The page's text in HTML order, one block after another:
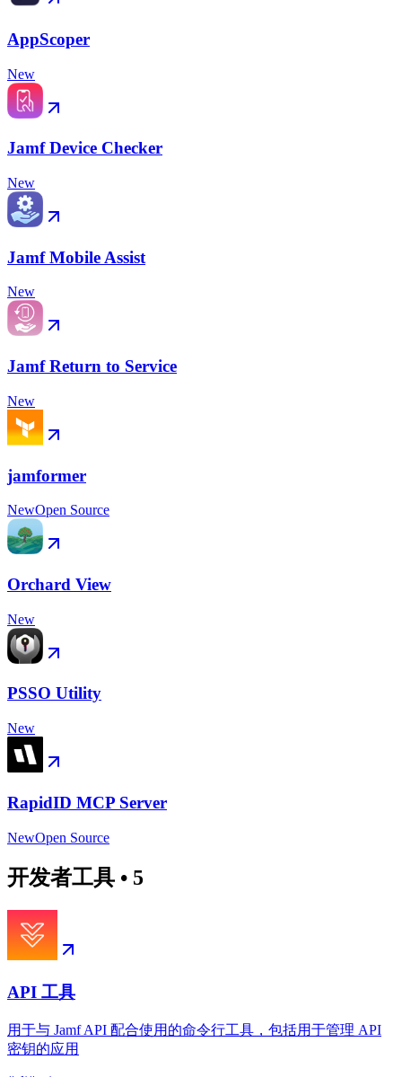
AppScoper
New
Jamf Device Checker
New
Jamf Mobile Assist
New
Jamf Return to Service
New
jamformer
NewOpen Source
Orchard View
New
PSSO Utility
New
RapidID MCP Server
NewOpen Source
开发者工具 • 5
API 工具
用于与 Jamf API 配合使用的命令行工具，包括用于管理 API
密钥的应用